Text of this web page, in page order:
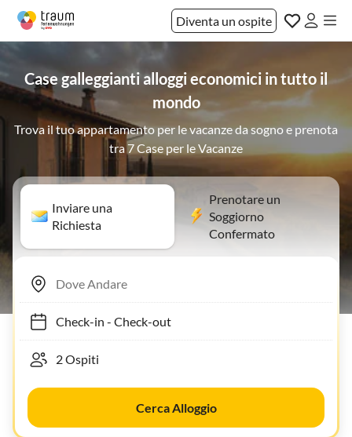
Diventa un ospite
Case galleggianti alloggi economici in tutto il
mondo
Trova il tuo appartamento per le vacanze da sogno e prenota
tra 7 Case per le Vacanze
Inviare una
Richiesta
Prenotare un
Soggiorno
Confermato
Check-in- Check-out
Cerca Alloggio